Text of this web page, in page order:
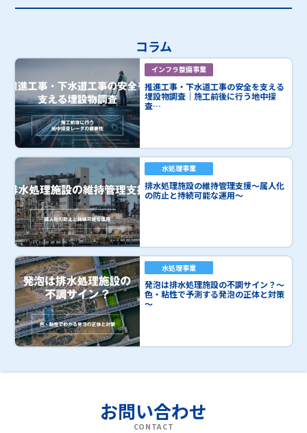
コラム
インフラ整備事業
推進工事・下水道工事の安全を支える
埋設物調査｜施工前後に行う地中探
査…
水処理事業
排水処理施設の維持管理支援～属人化
の防止と持続可能な運用～
水処理事業
発泡は排水処理施設の不調サイン？～
色・粘性で予測する発泡の正体と対策
～
お問い合わせ
CONTACT